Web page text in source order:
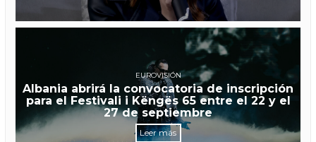
EUROVISIÓN
Albania abrirá la convocatoria de inscripción
para el Festivali i Këngës 65 entre el 22 y el
27 de septiembre
Leer más